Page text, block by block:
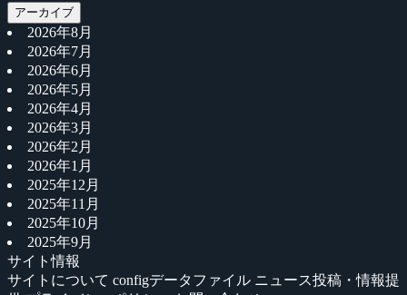
アーカイブ
2026年8月
2026年7月
2026年6月
2026年5月
2026年4月
2026年3月
2026年2月
2026年1月
2025年12月
2025年11月
2025年10月
2025年9月
サイト情報
サイトについて configデータファイル ニュース投稿・情報提